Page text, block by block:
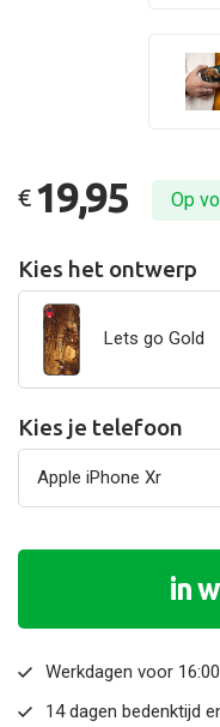
€ 19,95 Op
Kies het ontwerp
Lets go Gold
Kies je telefoon
in
Werkdagen voor
14 dagen bedenktijd